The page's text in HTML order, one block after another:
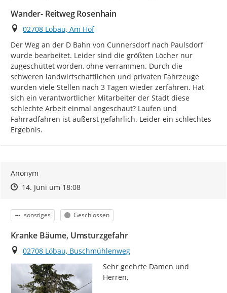
Wander- Reitweg Rosenhain
Ort
02708 Löbau, Am Hof
Der Weg an der D Bahn von Cunnersdorf nach Paulsdorf
wurde bearbeitet. Leider sind die größten Löcher nur
zugeschüttet worden, ohne verrammen. Durch die
schweren landwirtschaftlichen und privaten Fahrzeuge
wurden viele Stellen nach 3 Tagen wieder zerfahren. Hat
sich ein verantwortlicher Mitarbeiter der Stadt diese
schlechte Arbeit einmal angeschaut? Laufen und
Fahrradfahren ist äußerst gefährlich. Leider ein schlechtes
Ergebnis.
Anonym
Zeitpunkt des Erstellens
Zeitpunkt des Erstellens
14. Juni um 18:08Zur Äußerung
Kategorie
sonstiges Status
Geschlossen
Kranke Bäume, Umsturzgefahr
Ort
02708 Löbau, Buschmühlenweg
Sehr geehrte Damen und
Herren,